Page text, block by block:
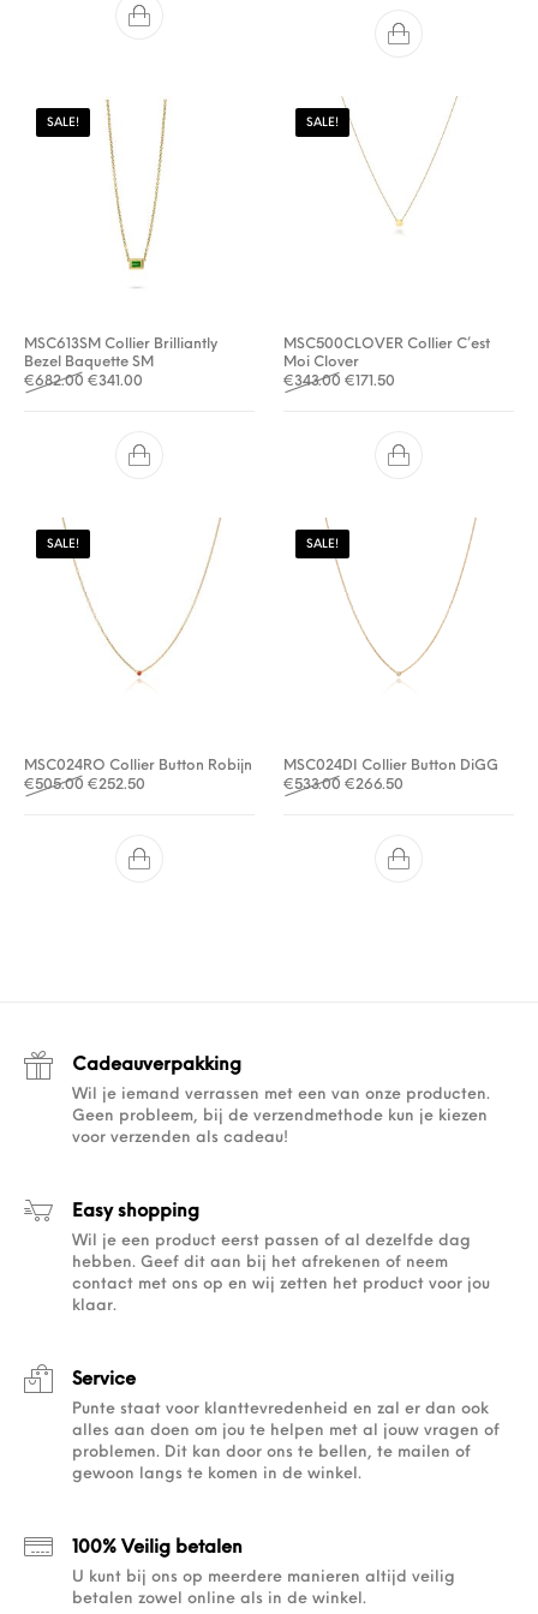
SALE!
MSC613SM Collier Brilliantly
Bezel Baquette SM
€682.00 Oorspronkelijke prijs was: €682.00.
€341.00 Huidige prijs is: €341.00.
SALE!
MSC500CLOVER Collier C’est
Moi Clover
€343.00 Oorspronkelijke prijs was:
€171.50
SALE!
MSC024RO Collier Button Robijn
€505.00 Oorspronkelijke prijs was: €505.00.
€252.50 Huidige prijs is: €252.50.
SALE!
MSC024DI Collier Button DiGG
€533.00 Oorspronkelijke prijs was:
€266.50
Cadeauverpakking
Wil je iemand verrassen met een van onze producten.
Geen probleem, bij de verzendmethode kun je kiezen
voor verzenden als cadeau!
Easy shopping
Wil je een product eerst passen of al dezelfde dag
hebben. Geef dit aan bij het afrekenen of neem
contact met ons op en wij zetten het product voor jou
klaar.
Service
Punte staat voor klanttevredenheid en zal er dan ook
alles aan doen om jou te helpen met al jouw vragen of
problemen. Dit kan door ons te bellen, te mailen of
gewoon langs te komen in de winkel.
100% Veilig betalen
U kunt bij ons op meerdere manieren altijd veilig
betalen zowel online als in de winkel.